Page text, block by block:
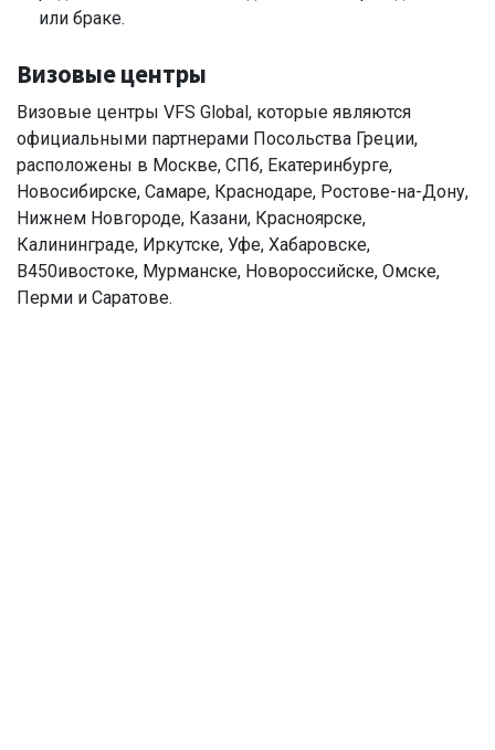
или браке.
Визовые центры
Визовые центры VFS Global, которые являются
официальными партнерами Посольства Греции,
расположены в Москве, СПб, Екатеринбурге,
Новосибирске, Самаре, Краснодаре, Ростове-на-Дону,
Нижнем Новгороде, Казани, Красноярске,
Калининграде, Иркутске, Уфе, Хабаровске,
В450ивостоке, Мурманске, Новороссийске, Омске,
Перми и Саратове.